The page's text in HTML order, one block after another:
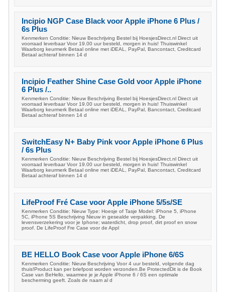
Incipio NGP Case Black voor Apple iPhone 6 Plus /
6s Plus
Kenmerken Conditie: Nieuw Beschrijving Bestel bij HoesjesDirect.nl Direct uit
voorraad leverbaar Voor 19.00 uur besteld, morgen in huis! Thuiswinkel
Waarborg keurmerk Betaal online met iDEAL, PayPal, Bancontact, Creditcard
Betaal achteraf binnen 14 d
Incipio Feather Shine Case Gold voor Apple iPhone
6 Plus /..
Kenmerken Conditie: Nieuw Beschrijving Bestel bij HoesjesDirect.nl Direct uit
voorraad leverbaar Voor 19.00 uur besteld, morgen in huis! Thuiswinkel
Waarborg keurmerk Betaal online met iDEAL, PayPal, Bancontact, Creditcard
Betaal achteraf binnen 14 d
SwitchEasy N+ Baby Pink voor Apple iPhone 6 Plus
/ 6s Plus
Kenmerken Conditie: Nieuw Beschrijving Bestel bij HoesjesDirect.nl Direct uit
voorraad leverbaar Voor 19.00 uur besteld, morgen in huis! Thuiswinkel
Waarborg keurmerk Betaal online met iDEAL, PayPal, Bancontact, Creditcard
Betaal achteraf binnen 14 d
LifeProof Fré Case voor Apple iPhone 5/5s/SE
Kenmerken Conditie: Nieuw Type: Hoesje of Tasje Model: iPhone 5, iPhone
5C, iPhone 5S Beschrijving Nieuw in gesealde verpakking. De
levensverzekering voor je Iphone; waterdicht, drop proof, dirt proof en snow
proof. De LifeProof Fre Case voor de Appl
BE HELLO Book Case voor Apple iPhone 6/6S
Kenmerken Conditie: Nieuw Beschrijving Voor 4 uur besteld, volgende dag
thuis!Product kan per briefpost worden verzonden.Be ProtectedDit is de Book
Case van BeHello, waarmee je je Apple iPhone 6 / 6S een optimale
bescherming geeft. Zoals de naam al d